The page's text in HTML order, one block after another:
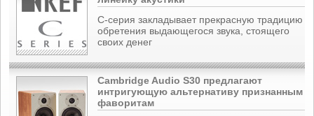
С-серия закладывает прекрасную традицию
обретения выдающегося звука, стоящего
своих денег
Cambridge Audio S30 предлагают
интригующую альтернативу признанным
фаворитам